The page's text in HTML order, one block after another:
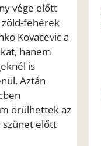
vége előtt
fehérek
Kovacevic a
hanem
is
Aztán
örülhettek az
szünet előtt